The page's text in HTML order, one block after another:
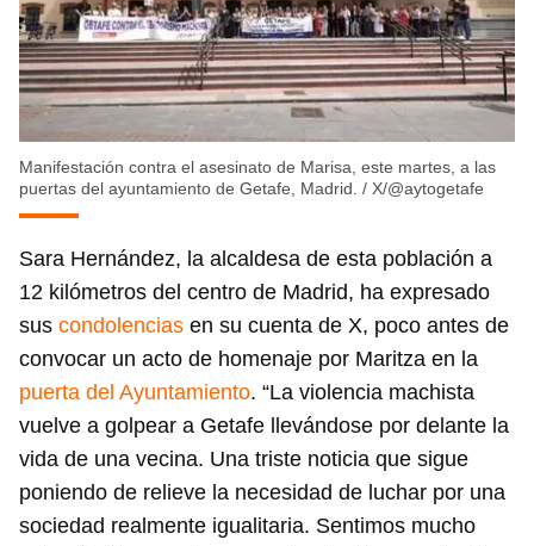
Manifestación contra el asesinato de Marisa, este martes, a las
puertas del ayuntamiento de Getafe, Madrid. / X/@aytogetafe
Sara Hernández, la alcaldesa de esta población a
12 kilómetros del centro de Madrid, ha expresado
sus condolencias en su cuenta de X, poco antes de
convocar un acto de homenaje por Maritza en la
puerta del Ayuntamiento. “La violencia machista
vuelve a golpear a Getafe llevándose por delante la
vida de una vecina. Una triste noticia que sigue
poniendo de relieve la necesidad de luchar por una
sociedad realmente igualitaria. Sentimos mucho